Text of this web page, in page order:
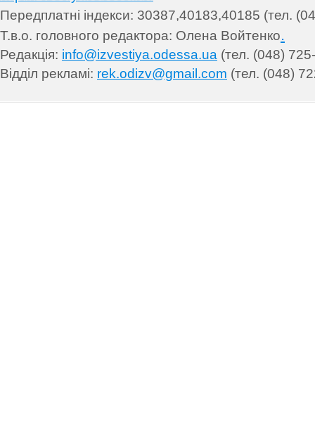
Передплатні індекси: 30387,40183,40185 (тел.
Т.в.о. головного редактора: Олена Войтенко.
Редакція: info@izvestiya.odessa.ua (тел. (048)
Відділ рекламі: rek.odizv@gmail.com (тел. (048)